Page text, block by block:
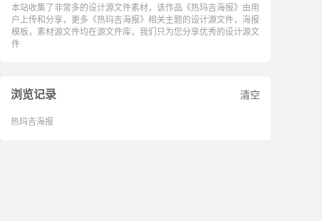
本站收集了非常多的设计源文件素材，该作品《热玛吉海报》由用
户上传和分享，更多《热玛吉海报》相关主题的设计源文件，海报
模板，素材源文件均在源文件库，我们只为您分享优秀的设计源文
件
浏览记录 清空
热玛吉海报